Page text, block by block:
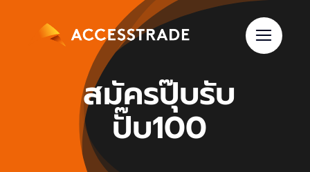
สมัครปุ๊บรับ
ปั๊บ100